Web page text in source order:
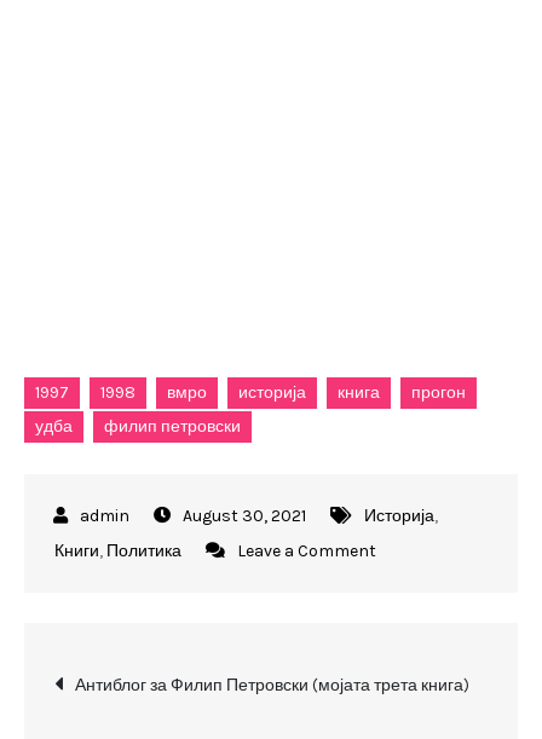
1997 1998 вмро историја книга
прогон
удба
филип петровски
August 30, 2021 Историја,
Книги, Политика Leave a Comment
крила
Post
Антиблог за Филип Петровски (мојата трета книга)